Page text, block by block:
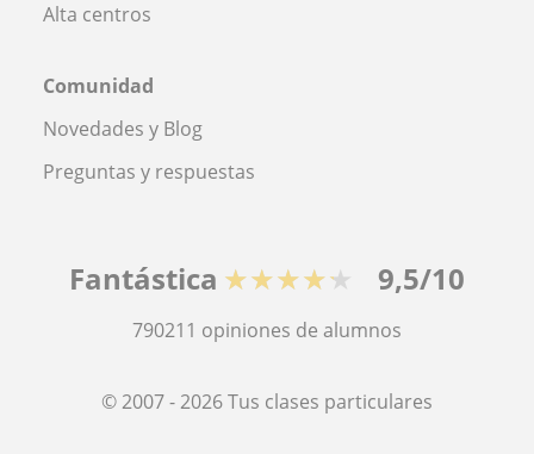
Alta centros
Comunidad
Novedades y Blog
Preguntas y respuestas
Fantástica ★★★★★ 9,5/10
790211 opiniones de alumnos
© 2007 - 2026 Tus clases particulares